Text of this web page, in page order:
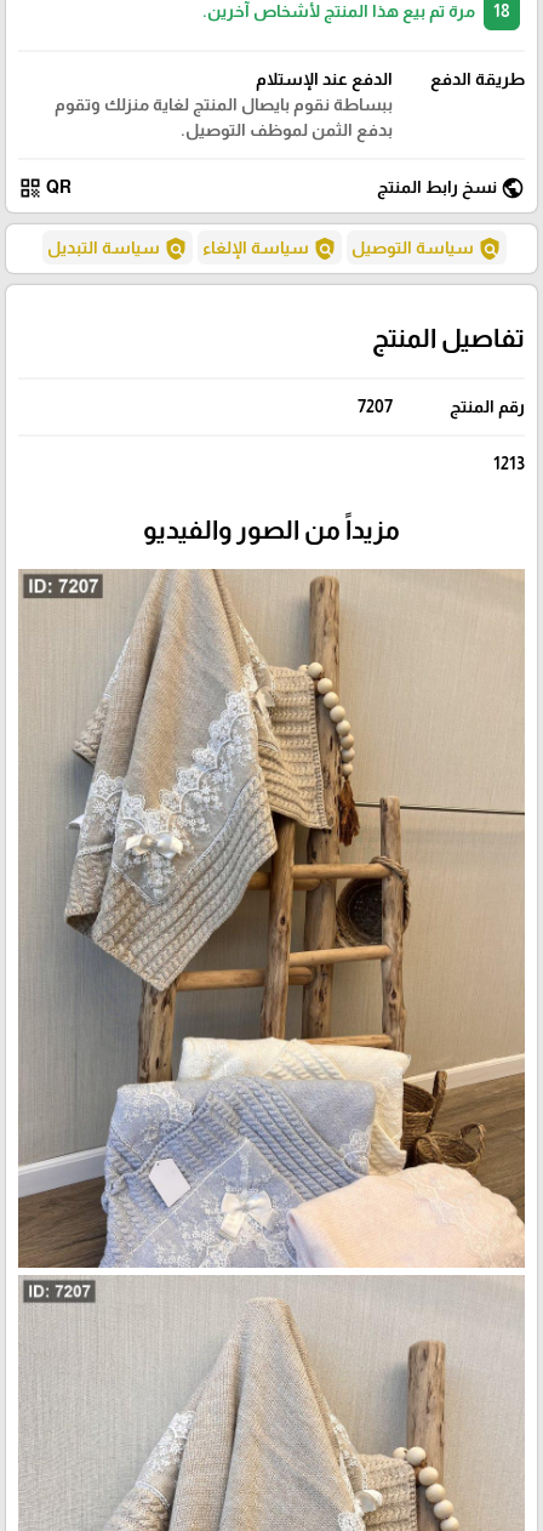
مرة تم بيع هذا المنتج لأشخاص آخرين.
طريقة الدفع
الدفع عند الإستلام
ببساطة نقوم بايصال المنتج لغاية منزلك وتقوم
بدفع الثمن لموظف التوصيل.
public نسخ رابط المنتج QR
qr_code
policy سياسة التوصيل policy سياسة الإلغاء policy سياسة التبديل
تفاصيل المنتج
رقم المنتج 7207
1213
مزيداً من الصور والفيديو